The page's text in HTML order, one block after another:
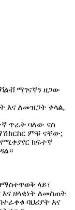
ማገናኛን ዘጋው
እና ለመዝጋት ቀላል,
ጥራት ባለው ናስ
ምቹ ናቸው;
የሚቀያየር ከፍተኛ
ላይ፣
ዘላቂነት ለመስጠት
ባህሪያት እና